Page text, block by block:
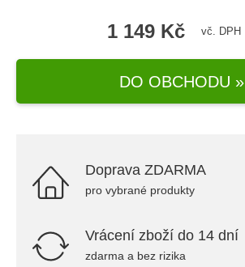
1 149 Kč vč. DPH
DO OBCHODU »
Doprava ZDARMA
pro vybrané produkty
Vrácení zboží do 14 dní
zdarma a bez rizika